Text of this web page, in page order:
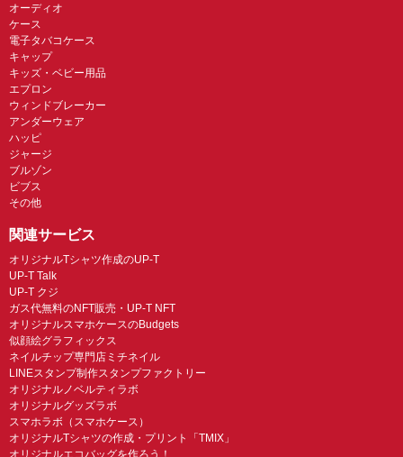
オーディオ
ケース
電子タバコケース
キャップ
キッズ・ベビー用品
エプロン
ウィンドブレーカー
アンダーウェア
ハッピ
ジャージ
ブルゾン
ビブス
その他
関連サービス
オリジナルTシャツ作成のUP-T
UP-T Talk
UP-T クジ
ガス代無料のNFT販売・UP-T NFT
オリジナルスマホケースのBudgets
似顔絵グラフィックス
ネイルチップ専門店ミチネイル
LINEスタンプ制作スタンプファクトリー
オリジナルノベルティラボ
オリジナルグッズラボ
スマホラボ（スマホケース）
オリジナルTシャツの作成・プリント「TMIX」
オリジナルエコバッグを作ろう！